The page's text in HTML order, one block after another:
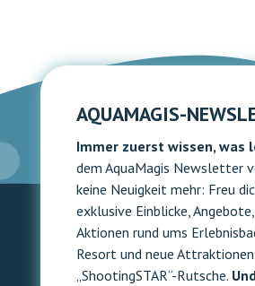
AQUAMAGIS-
Immer zuerst wissen, was
dem AquaMagis Newsletter
keine Neuigkeit mehr: Freu
exklusive Einblicke,
Aktionen rund ums
Resort und neue
„ShootingSTAR“-Rutsche.